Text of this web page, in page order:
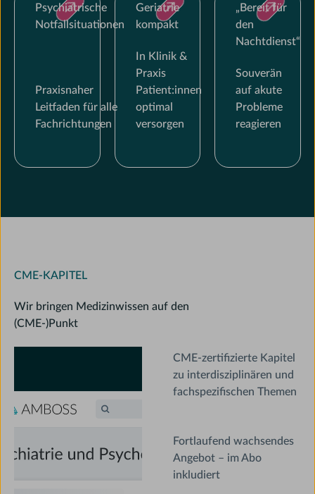
Psychiatrische
Notfallsituationen
Praxisnaher
Leitfaden für alle
Fachrichtungen
Geriatrie
kompakt
In Klinik &
Praxis
Patient:innen
optimal
versorgen
„Bereit für
den
Nachtdienst“
Souverän
auf akute
Probleme
reagieren
CME-KAPITEL
Wir bringen Medizinwissen auf den
(CME-)Punkt
CME-zertifizierte Kapitel
zu interdisziplinären und
fachspezifischen Themen
Fortlaufend wachsendes
Angebot – im Abo
inkludiert